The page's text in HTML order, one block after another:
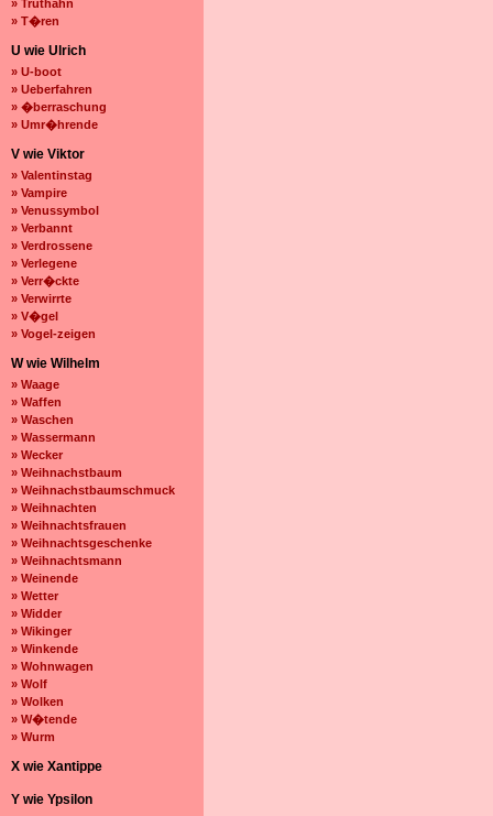
» Truthahn
» T�ren
U wie Ulrich
» U-boot
» Ueberfahren
» �berraschung
» Umr�hrende
V wie Viktor
» Valentinstag
» Vampire
» Venussymbol
» Verbannt
» Verdrossene
» Verlegene
» Verr�ckte
» Verwirrte
» V�gel
» Vogel-zeigen
W wie Wilhelm
» Waage
» Waffen
» Waschen
» Wassermann
» Wecker
» Weihnachstbaum
» Weihnachstbaumschmuck
» Weihnachten
» Weihnachtsfrauen
» Weihnachtsgeschenke
» Weihnachtsmann
» Weinende
» Wetter
» Widder
» Wikinger
» Winkende
» Wohnwagen
» Wolf
» Wolken
» W�tende
» Wurm
X wie Xantippe
Y wie Ypsilon